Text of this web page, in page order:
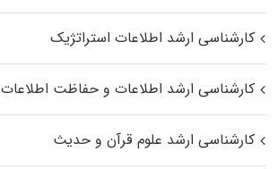
کارشناسی ارشد اطلاعات استراتژیک
کارشناسی ارشد اطلاعات و حفاظت اطلاعات
کارشناسی ارشد علوم قرآن و حدیث